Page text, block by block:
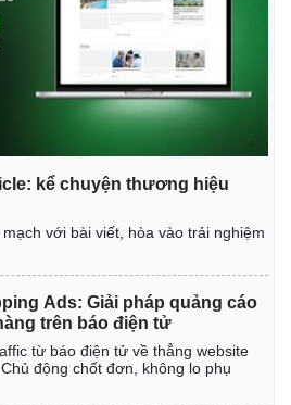
kể chuyện thương hiệu
với bài viết, hòa vào trải nghiệm
Ads: Giải pháp quảng cáo
trên báo điện tử
từ báo điện tử về thẳng website
động chốt đơn, không lo phụ